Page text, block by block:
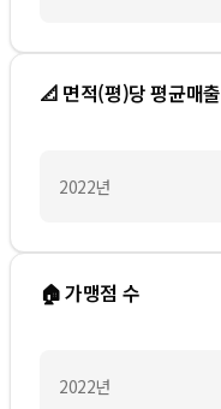
📐 면적(평)당 평균매출
2022년
🏠 가맹점 수
2022년